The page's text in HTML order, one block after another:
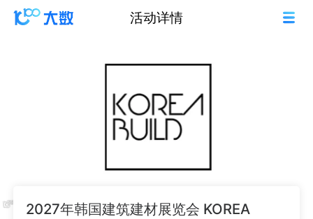
活动详情
2027年韩国建筑建材展览会 KOREA